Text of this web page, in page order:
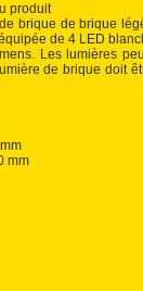
produit
brique de brique
de 4 LED
Les lumières
de brique doit
mm